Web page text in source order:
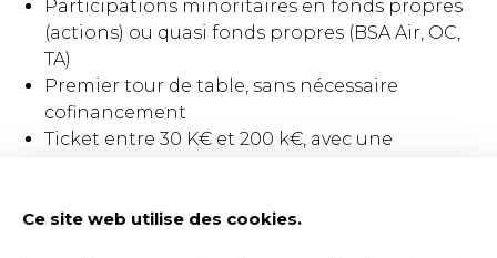
Participations minoritaires en fonds propres
(actions) ou quasi fonds propres (BSA Air, OC,
TA)
Premier tour de table, sans nécessaire
cofinancement
Ticket entre 30 K€ et 200 k€, avec une
Accompagnement systématique des équipes
Ce site web utilise des cookies.